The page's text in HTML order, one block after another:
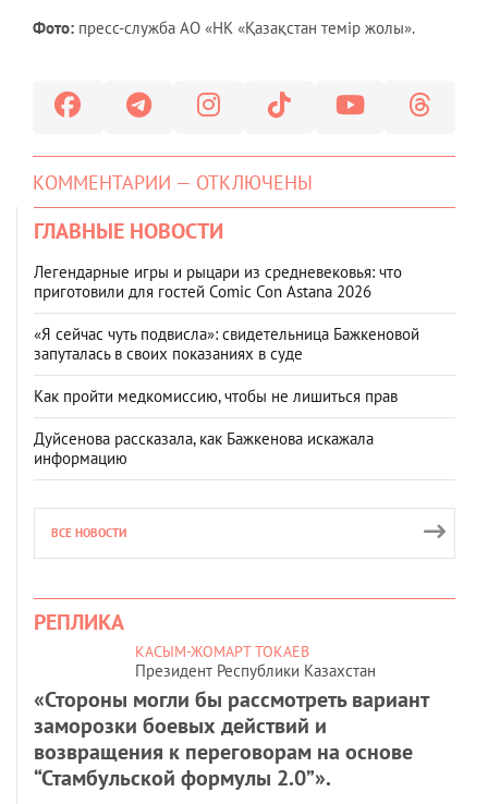
Фото: пресс-служба АО «НК «Қазақстан темір жолы».
КОММЕНТАРИИ — ОТКЛЮЧЕНЫ
ГЛАВНЫЕ НОВОСТИ
Легендарные игры и рыцари из средневековья: что
приготовили для гостей Comic Con Astana 2026
«Я сейчас чуть подвисла»: свидетельница Бажкеновой
запуталась в своих показаниях в суде
Как пройти медкомиссию, чтобы не лишиться прав
Дуйсенова рассказала, как Бажкенова искажала
информацию
ВСЕ НОВОСТИ
РЕПЛИКА
КАСЫМ-ЖОМАРТ ТОКАЕВ
Президент Республики Казахстан
«Стороны могли бы рассмотреть вариант
заморозки боевых действий и
возвращения к переговорам на основе
“Стамбульской формулы 2.0”».